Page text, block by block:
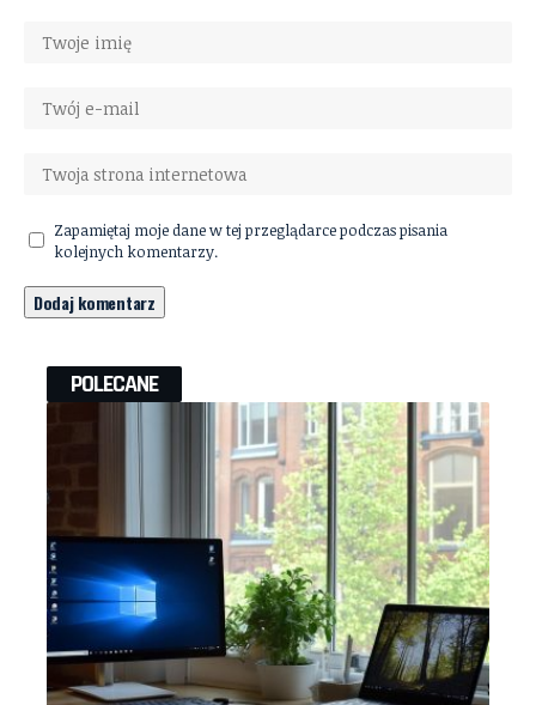
Zapamiętaj moje dane w tej przeglądarce podczas pisania
kolejnych komentarzy.
POLECANE